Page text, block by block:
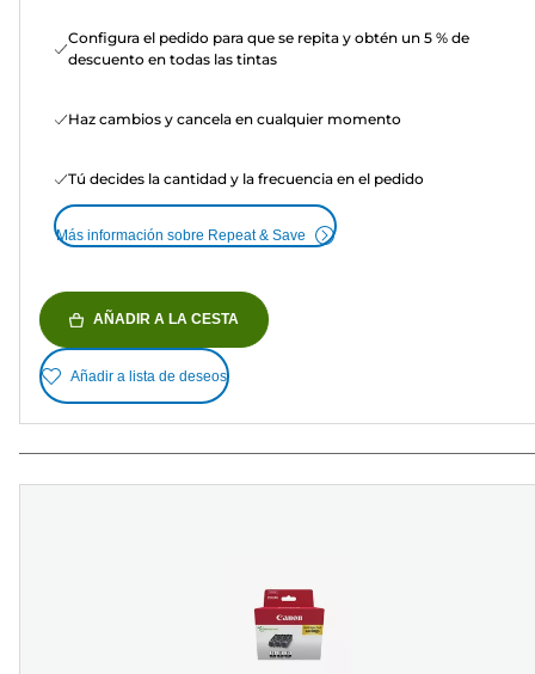
Configura el pedido para que se repita y obtén un 5 % de
descuento en todas las tintas
Haz cambios y cancela en cualquier momento
Tú decides la cantidad y la frecuencia en el pedido
Más información sobre Repeat & Save
AÑADIR A LA CESTA
Añadir a lista de deseos